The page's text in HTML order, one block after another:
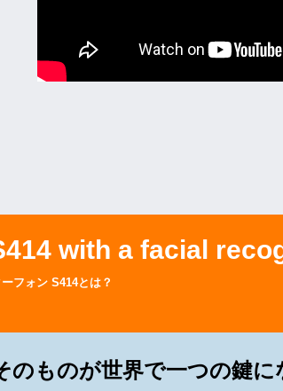
with a facial
フォン S414とは？
のものが世界で一つの鍵に